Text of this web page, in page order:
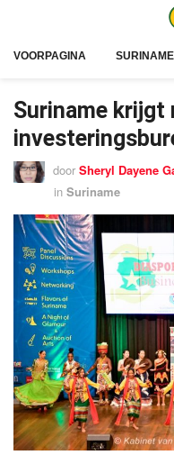
VOORPAGINA SURINAME
Suriname krijgt
door Sheryl Dayene
in Suriname